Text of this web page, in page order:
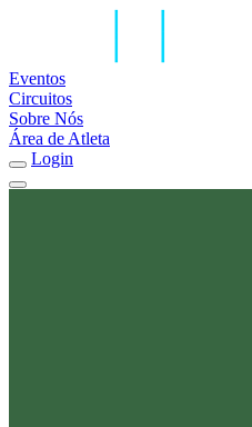
Eventos
Circuitos
Sobre Nós
Área de Atleta
Login